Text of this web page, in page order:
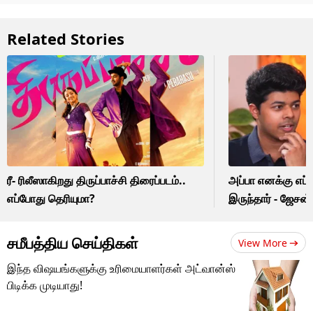
Related Stories
ரீ- ரிலீஸாகிறது திருப்பாச்சி திரைப்படம்..
எப்போது தெரியுமா?
அப்பா எனக்கு
இருந்தார் -
சமீபத்திய செய்திகள் View More
இந்த விஷயங்களுக்கு உரிமையாளர்கள் அட்வான்ஸ்
பிடிக்க முடியாது!